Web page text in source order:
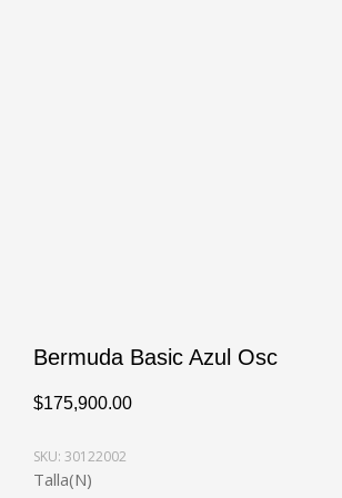
Bermuda Basic Azul Osc
$175,900.00
SKU: 30122002
Talla(N)